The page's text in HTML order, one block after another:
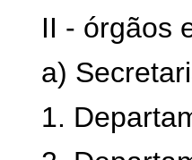
II - órgãos
a)
1.